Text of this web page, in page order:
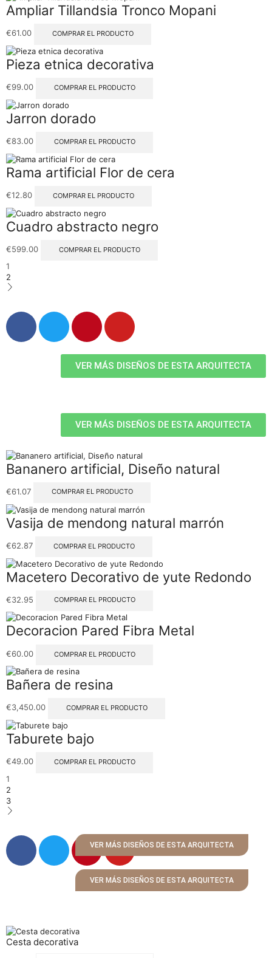
Ampliar Tillandsia Tronco Mopani
€61.00 COMPRAR EL PRODUCTO
Pieza etnica decorativa
€99.00 COMPRAR EL PRODUCTO
Jarron dorado
€83.00 COMPRAR EL PRODUCTO
Rama artificial Flor de cera
€12.80 COMPRAR EL PRODUCTO
Cuadro abstracto negro
€599.00 COMPRAR EL PRODUCTO
1
2
VER MÁS DISEÑOS DE ESTA ARQUITECTA
VER MÁS DISEÑOS DE ESTA ARQUITECTA
Bananero artificial, Diseño natural
€61.07 COMPRAR EL PRODUCTO
Vasija de mendong natural marrón
€62.87 COMPRAR EL PRODUCTO
Macetero Decorativo de yute Redondo
€32.95 COMPRAR EL PRODUCTO
Decoracion Pared Fibra Metal
€60.00 COMPRAR EL PRODUCTO
Bañera de resina
€3,450.00 COMPRAR EL PRODUCTO
Taburete bajo
€49.00 COMPRAR EL PRODUCTO
1
2
3
VER MÁS DISEÑOS DE ESTA ARQUITECTA
VER MÁS DISEÑOS DE ESTA ARQUITECTA
Cesta decorativa